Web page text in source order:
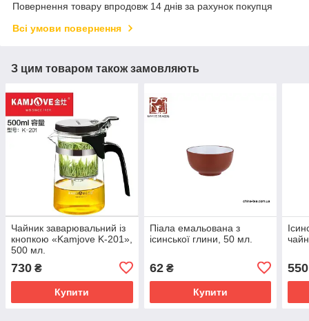
Повернення товару впродовж 14 днів за рахунок покупця
Всі умови повернення
З цим товаром також замовляють
Чайник заварювальний із
кнопкою «Kamjove K-201»,
500 мл.
730 ₴
Купити
Піала емальована з
ісинської глини, 50 мл.
62₴
Купити
550